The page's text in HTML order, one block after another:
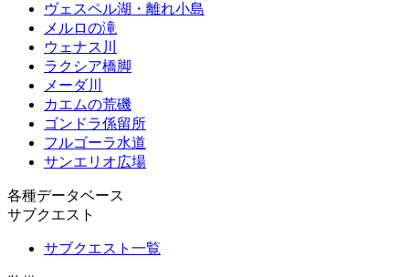
ヴェスペル湖・離れ小島
メルロの滝
ウェナス川
ラクシア橋脚
メーダ川
カエムの荒磯
ゴンドラ係留所
フルゴーラ水道
サンエリオ広場
各種データベース
サブクエスト
サブクエスト一覧